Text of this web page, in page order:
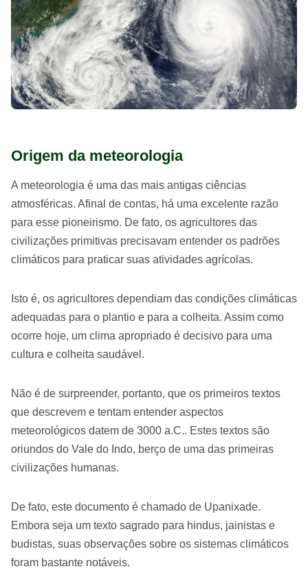
Origem da meteorologia
A meteorologia é uma das mais antigas ciências
atmosféricas. Afinal de contas, há uma excelente razão
para esse pioneirismo. De fato, os agricultores das
civilizações primitivas precisavam entender os padrões
climáticos para praticar suas atividades agrícolas.
Isto é, os agricultores dependiam das condições climáticas
adequadas para o plantio e para a colheita. Assim como
ocorre hoje, um clima apropriado é decisivo para uma
cultura e colheita saudável.
Não é de surpreender, portanto, que os primeiros textos
que descrevem e tentam entender aspectos
meteorológicos datem de 3000 a.C.. Estes textos são
oriundos do Vale do Indo, berço de uma das primeiras
civilizações humanas.
De fato, este documento é chamado de Upanixade.
Embora seja um texto sagrado para hindus, jainistas e
budistas, suas observações sobre os sistemas climáticos
foram bastante notáveis.